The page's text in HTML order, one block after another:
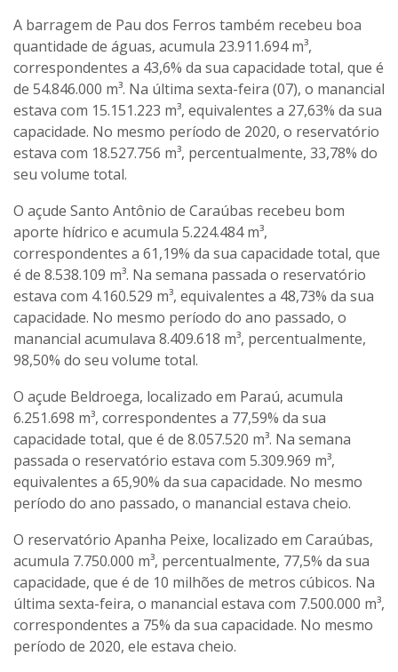
A barragem de Pau dos Ferros também recebeu boa
quantidade de águas, acumula 23.911.694 m³,
correspondentes a 43,6% da sua capacidade total, que é
de 54.846.000 m³. Na última sexta-feira (07), o manancial
estava com 15.151.223 m³, equivalentes a 27,63% da sua
capacidade. No mesmo período de 2020, o reservatório
estava com 18.527.756 m³, percentualmente, 33,78% do
seu volume total.
O açude Santo Antônio de Caraúbas recebeu bom
aporte hídrico e acumula 5.224.484 m³,
correspondentes a 61,19% da sua capacidade total, que
é de 8.538.109 m³. Na semana passada o reservatório
estava com 4.160.529 m³, equivalentes a 48,73% da sua
capacidade. No mesmo período do ano passado, o
manancial acumulava 8.409.618 m³, percentualmente,
98,50% do seu volume total.
O açude Beldroega, localizado em Paraú, acumula
6.251.698 m³, correspondentes a 77,59% da sua
capacidade total, que é de 8.057.520 m³. Na semana
passada o reservatório estava com 5.309.969 m³,
equivalentes a 65,90% da sua capacidade. No mesmo
período do ano passado, o manancial estava cheio.
O reservatório Apanha Peixe, localizado em Caraúbas,
acumula 7.750.000 m³, percentualmente, 77,5% da sua
capacidade, que é de 10 milhões de metros cúbicos. Na
última sexta-feira, o manancial estava com 7.500.000 m³,
correspondentes a 75% da sua capacidade. No mesmo
período de 2020, ele estava cheio.